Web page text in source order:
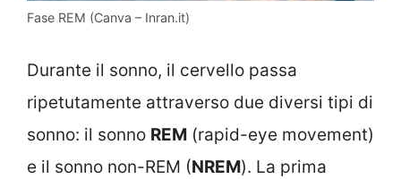
Fase REM (Canva – Inran.it)
Durante il sonno, il cervello passa
ripetutamente attraverso due diversi tipi di
sonno: il sonno REM (rapid-eye movement)
e il sonno non-REM (NREM). La prima